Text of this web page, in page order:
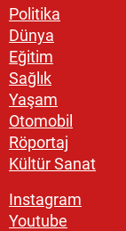
Politika
Dünya
Eğitim
Sağlık
Yaşam
Otomobil
Röportaj
Kültür Sanat
Instagram
Youtube